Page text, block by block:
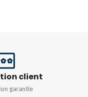
client
garantie